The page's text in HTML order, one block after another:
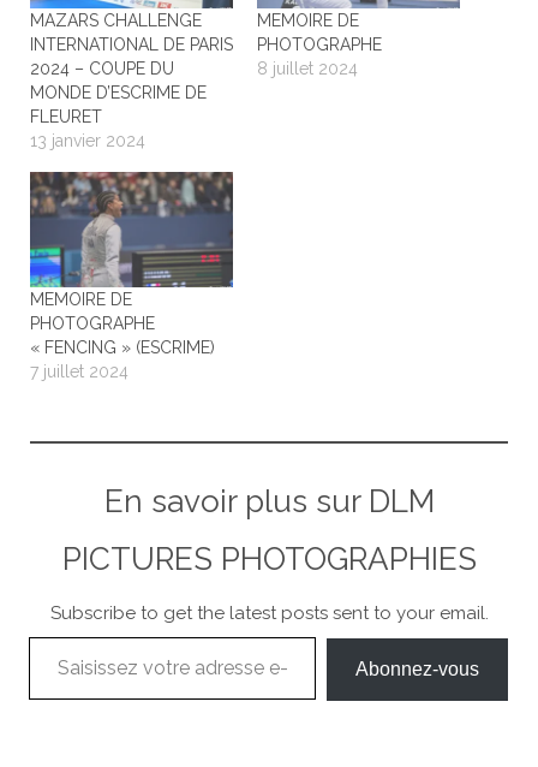
MAZARS CHALLENGE
INTERNATIONAL DE PARIS
2024 – COUPE DU
MONDE D’ESCRIME DE
FLEURET
13 janvier 2024
MEMOIRE DE
PHOTOGRAPHE
8 juillet 2024
MEMOIRE DE
PHOTOGRAPHE
« FENCING » (ESCRIME)
7 juillet 2024
En savoir plus sur DLM
PICTURES PHOTOGRAPHIES
Subscribe to get the latest posts sent to your email.
Saisissez votre adresse e-mail…
Abonnez-vous